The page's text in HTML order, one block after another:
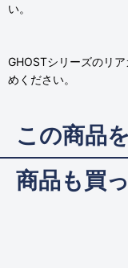
い。
GHOSTシリーズのリ
めください。
この商品
商品も買